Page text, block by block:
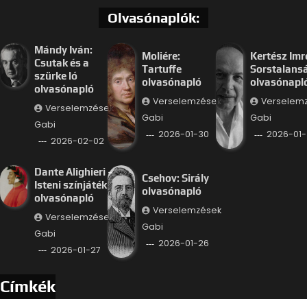
Olvasónaplók:
Mándy Iván:
Csutak és a
szürke ló
olvasónapló
Verselemzések
Gabi
2026-02-02
Moliére:
Tartuffe
olvasónapló
Verselemzések
Gabi
2026-01-30
Kertész
Gabi
2026-
Dante Alighieri –
Isteni színjáték
olvasónapló
Verselemzések
Gabi
2026-01-27
Csehov: Sirály
olvasónapló
Verselemzések
Gabi
2026-01-26
Címkék